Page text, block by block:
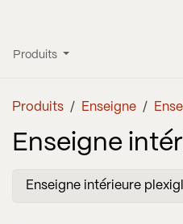
Produits
Produits Enseigne
Enseigne
Enseigne intérieure